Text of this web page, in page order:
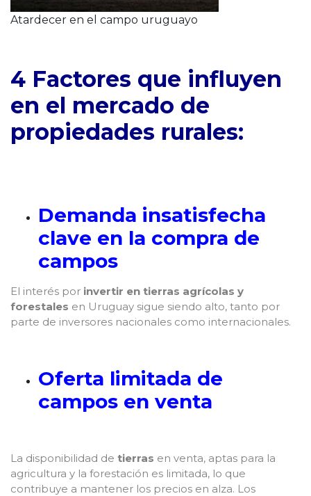
Atardecer en el campo uruguayo
4 Factores que influyen
en el mercado de
propiedades rurales:
Demanda insatisfecha
clave en la compra de
campos
El interés por invertir en tierras agrícolas y
forestales en Uruguay sigue siendo alto, tanto por
parte de inversores nacionales como internacionales.
Oferta limitada de
campos en venta
La disponibilidad de tierras en venta, aptas para la
agricultura y la forestación es limitada, lo que
contribuye a mantener los precios en alza. Los